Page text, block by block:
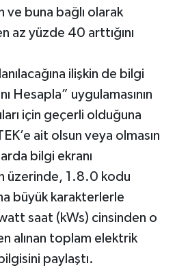
buna bağlı olarak
az yüzde 40 arttığını
ilişkin de bilgi
Hesapla” uygulamasının
için geçerli olduğuna
ait olsun veya olmasın
bilgi ekranı
üzerinde, 1.8.0 kodu
büyük karakterlerle
saat (kWs) cinsinden o
alınan toplam elektrik
paylaştı.